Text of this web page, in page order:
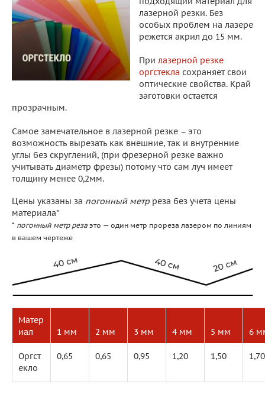
лазерной резки. Без
особых проблем на лазере
режется акрил до 15 мм.
При лазерной резке
оргстекла сохраняет свои
оптические свойства. Край
заготовки остается
прозрачным.
Самое замечательное в лазерной резке – это
возможность вырезать как внешние, так и внутренние
углы без скруглений, (при фрезерной резке важно
учитывать диаметр фрезы) потому что сам луч имеет
толщину менее 0,2мм.
Цены указаны за погонный метрреза без учета цены
материала*
* погонный метр реза это — один метр прореза лазером по линиям
в вашем чертеже
Матер
иал
1 мм 2 мм 3 мм 4 мм 5 мм 6
Оргст
екло
0,65 0,65 0,95 1,20 1,50 1,70